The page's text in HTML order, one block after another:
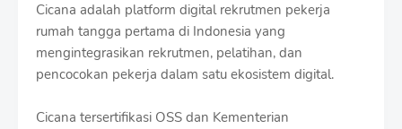
Cicana adalah platform digital rekrutmen pekerja
rumah tangga pertama di Indonesia yang
mengintegrasikan rekrutmen, pelatihan, dan
pencocokan pekerja dalam satu ekosistem digital.
Cicana tersertifikasi OSS dan Kementerian